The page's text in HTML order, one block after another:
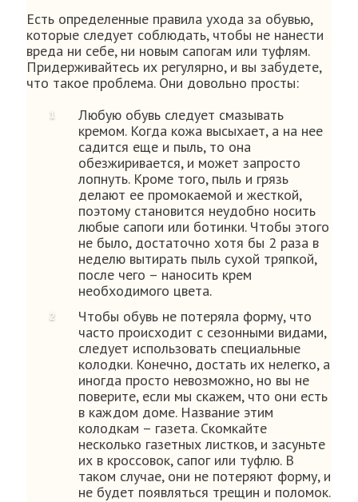
Есть определенные правила ухода за обувью,
которые следует соблюдать, чтобы не нанести
вреда ни себе, ни новым сапогам или туфлям.
Придерживайтесь их регулярно, и вы забудете,
что такое проблема. Они довольно просты:
Любую обувь следует смазывать
кремом. Когда кожа высыхает, а на нее
садится еще и пыль, то она
обезжиривается, и может запросто
лопнуть. Кроме того, пыль и грязь
делают ее промокаемой и жесткой,
поэтому становится неудобно носить
любые сапоги или ботинки. Чтобы этого
не было, достаточно хотя бы 2 раза в
неделю вытирать пыль сухой тряпкой,
после чего – наносить крем
необходимого цвета.
Чтобы обувь не потеряла форму, что
часто происходит с сезонными видами,
следует использовать специальные
колодки. Конечно, достать их нелегко, а
иногда просто невозможно, но вы не
поверите, если мы скажем, что они есть
в каждом доме. Название этим
колодкам – газета. Скомкайте
несколько газетных листков, и засуньте
их в кроссовок, сапог или туфлю. В
таком случае, они не потеряют форму, и
не будет появляться трещин и поломок.